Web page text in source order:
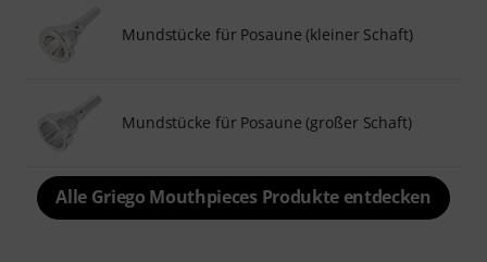
Mundstücke für Posaune (kleiner Schaft)
Mundstücke für Posaune (großer Schaft)
Alle Griego Mouthpieces Produkte entdecken